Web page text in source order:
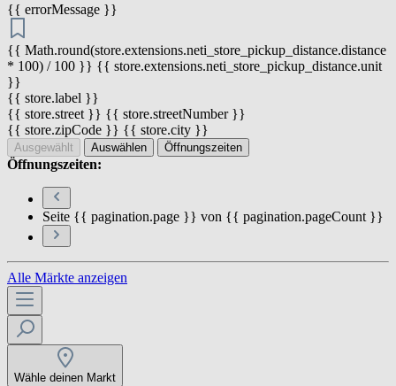
{{ errorMessage }}
{{ Math.round(store.extensions.neti_store_pickup_distance.distance
* 100) / 100 }} {{ store.extensions.neti_store_pickup_distance.unit
}}
{{ store.label }}
{{ store.street }} {{ store.streetNumber }}
{{ store.zipCode }} {{ store.city }}
Ausgewählt Auswählen Öffnungszeiten
Öffnungszeiten:
Seite {{ pagination.page }} von {{ pagination.pageCount }}
Alle Märkte anzeigen
Wähle deinen Markt